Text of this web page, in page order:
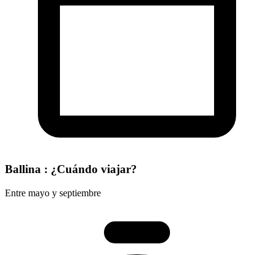
Ballina : ¿Cuándo viajar?
Entre mayo y septiembre